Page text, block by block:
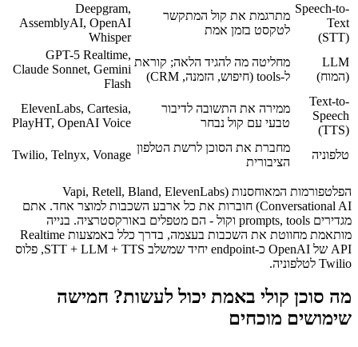
Speech-to-
Text
(STT)
מתרגמת את קול המתקשר
לטקסט בזמן אמת
Deepgram,
AssemblyAI, OpenAI
Whisper
LLM
(המוח)
מחליטה מה להגיד הלאה; קוראת
ל-tools (חיפוש, הזמנה, CRM)
GPT-5 Realtime,
Claude Sonnet, Gemini
Flash
Text-to-
Speech
(TTS)
ממירה את התשובה לדיבור
טבעי עם קול נבחר
ElevenLabs, Cartesia,
PlayHT, OpenAI Voice
טלפוניה
מחברת את הסוכן לרשת הטלפון
הציבורית
Twilio, Telnyx, Vonage
הפלטפורמות המאוחסנות (Vapi, Retell, Bland, ElevenLabs
Conversational AI) חוברות את כל ארבע השכבות למוצר אחד. אתם
מגדירים prompts, tools וקול - הם מטפלים באורקסטרציה. בנייה
מותאמת מחווטת את השכבות בעצמה, בדרך כלל באמצעות Realtime
API של OpenAI כ-endpoint יחיד שמשלב STT + LLM + TTS, פלוס
Twilio לטלפוניה.
מה סוכן קולי באמת יכול לעשות? חמישה
שימושים מוכחים